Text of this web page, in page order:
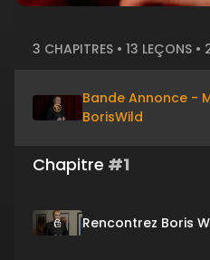
3 CHAPITRES • 13 LEÇONS •
Bande Annonce -
BorisWild
Chapitre #1
Rencontrez Boris